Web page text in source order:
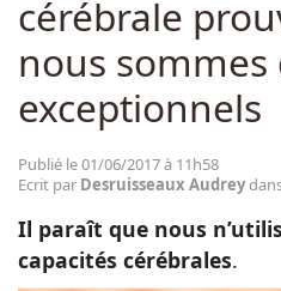
Food
cérébrale
nous sommes
exceptionnels
Publié le 01/06/2017 à 11h58
Ecrit par Desruisseaux Audrey
Il paraît que nous
capacités cérébrales.